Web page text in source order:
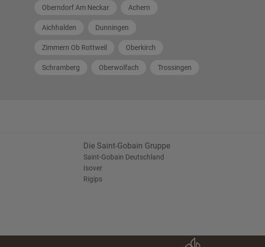
Oberndorf Am Neckar Achern
Aichhalden Dunningen
Zimmern Ob Rottweil Oberkirch
Schramberg Oberwolfach Trossingen
Die Saint-Gobain Gruppe
Saint-Gobain Deutschland
Isover
Rigips